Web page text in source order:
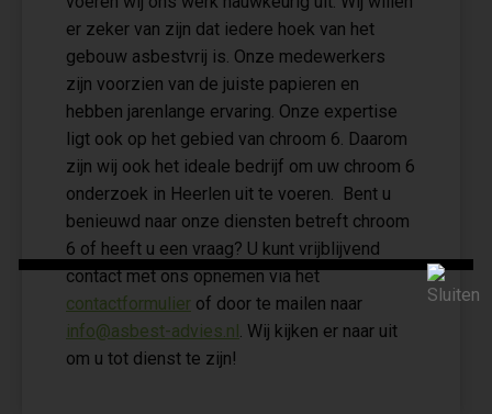
er zeker van zijn dat iedere hoek van het
gebouw asbestvrij is. Onze medewerkers
zijn voorzien van de juiste papieren en
hebben jarenlange ervaring. Onze expertise
ligt ook op het gebied van chroom 6. Daarom
zijn wij ook het ideale bedrijf om uw chroom 6
onderzoek in Heerlen uit te voeren. Bent u
benieuwd naar onze diensten betreft chroom
6 of heeft u een vraag? U kunt vrijblijvend
contact met ons opnemen via het
contactformulier of door te mailen naar
info@asbest-advies.nl. Wij kijken er naar uit
om u tot dienst te zijn!